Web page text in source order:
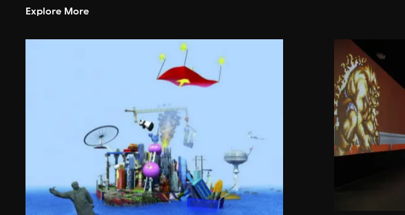
Explore More